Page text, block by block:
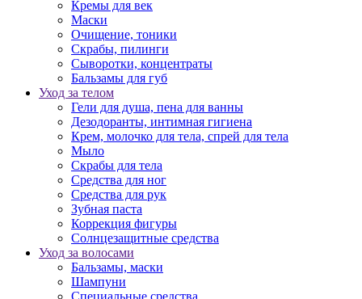
Кремы для век
Маски
Очищение, тоники
Скрабы, пилинги
Сыворотки, концентраты
Бальзамы для губ
Уход за телом
Гели для душа, пена для ванны
Дезодоранты, интимная гигиена
Крем, молочко для тела, спрей для тела
Мыло
Скрабы для тела
Средства для ног
Средства для рук
Зубная паста
Коррекция фигуры
Солнцезащитные средства
Уход за волосами
Бальзамы, маски
Шампуни
Специальные средства